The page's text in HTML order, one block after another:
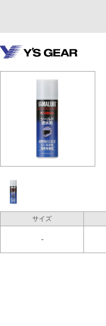
サイズ
-